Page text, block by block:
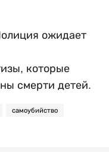
ожидает
которые
смерти детей.
самоубийство